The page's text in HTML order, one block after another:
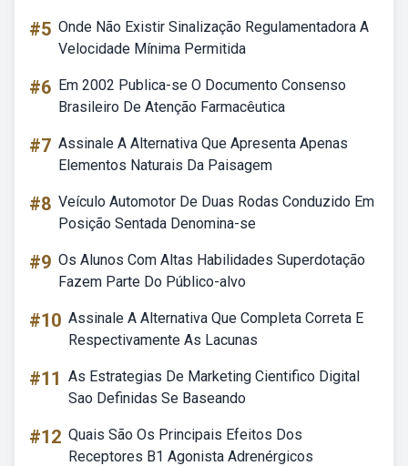
#5 Onde Não Existir Sinalização Regulamentadora A
Velocidade Mínima Permitida
#6 Em 2002 Publica-se O Documento Consenso
Brasileiro De Atenção Farmacêutica
#7 Assinale A Alternativa Que Apresenta Apenas
Elementos Naturais Da Paisagem
#8 Veículo Automotor De Duas Rodas Conduzido Em
Posição Sentada Denomina-se
#9 Os Alunos Com Altas Habilidades Superdotação
Fazem Parte Do Público-alvo
#10 Assinale A Alternativa Que Completa Correta E
Respectivamente As Lacunas
#11 As Estrategias De Marketing Cientifico Digital
Sao Definidas Se Baseando
#12 Quais São Os Principais Efeitos Dos
Receptores B1 Agonista Adrenérgicos